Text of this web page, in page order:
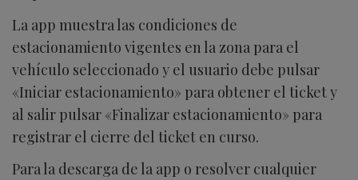
La app muestra las condiciones de
estacionamiento vigentes en la zona para el
vehículo seleccionado y el usuario debe pulsar
«Iniciar estacionamiento» para obtener el ticket y
al salir pulsar «Finalizar estacionamiento» para
registrar el cierre del ticket en curso.
Para la descarga de la app o resolver cualquier